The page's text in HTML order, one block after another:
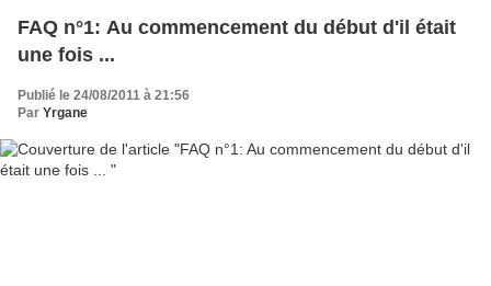
FAQ n°1: Au commencement du début d'il était
une fois ...
Publié le 24/08/2011 à 21:56
Par Yrgane